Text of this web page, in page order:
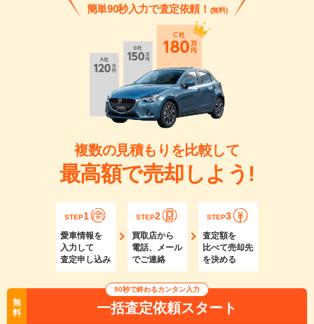
簡単90秒入力で査定依頼！ (無料)
複数の見積もりを比較して
最高額で売却しよう!
STEP1
愛車情報を
入力して
査定申し込み
STEP2
買取店から
電話、メール
でご連絡
STEP3
査定額を
比べて売却先
を決める
無
料
90秒で終わるカンタン入力
一括査定依頼スタート